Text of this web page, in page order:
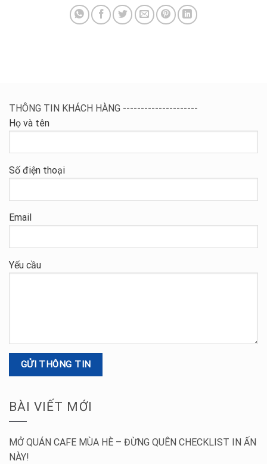
THÔNG TIN KHÁCH HÀNG ---------------------
Họ và tên
Số điện thoại
Email
Yếu cầu
BÀI VIẾT MỚI
MỞ QUÁN CAFE MÙA HÈ – ĐỪNG QUÊN CHECKLIST IN ẤN
NÀY!